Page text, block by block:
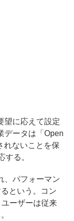
望に応えて設定
データは「Open
れないことを保
る。
、パフォーマン
という。コン
ーザーは従来